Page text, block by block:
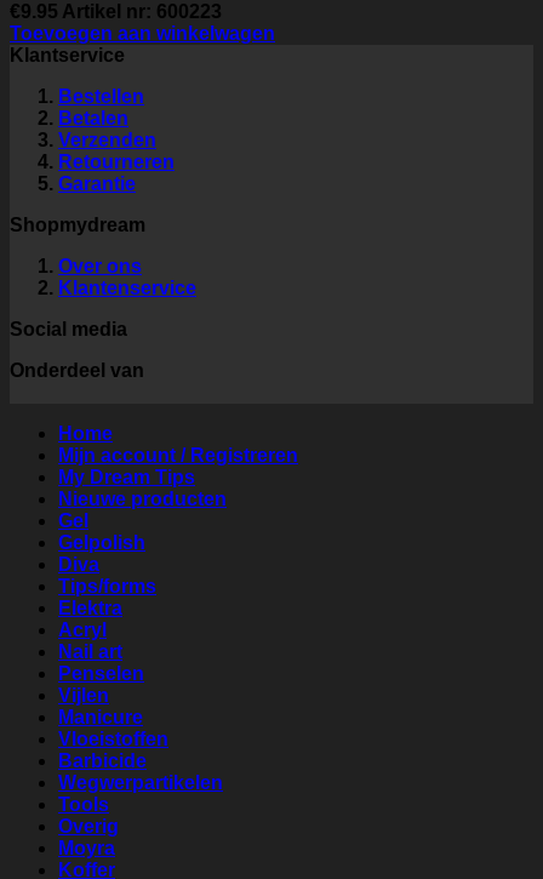
€9.95 Artikel nr: 600223
Toevoegen aan winkelwagen
Klantservice
Bestellen
Betalen
Verzenden
Retourneren
Garantie
Shopmydream
Over ons
Klantenservice
Social media
Onderdeel van
Home
Mijn account / Registreren
My Dream Tips
Nieuwe producten
Gel
Gelpolish
Diva
Tips/forms
Elektra
Acryl
Nail art
Penselen
Vijlen
Manicure
Vloeistoffen
Barbicide
Wegwerpartikelen
Tools
Overig
Moyra
Koffer